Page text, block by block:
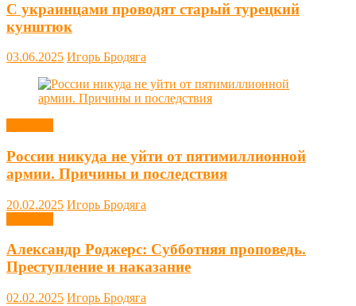
С украинцами проводят старый турецкий
кунштюк
03.06.2025 Игорь Бродяга
России никуда не уйти от пятимиллионной
армии. Причины и последствия
20.02.2025 Игорь Бродяга
Александр Роджерс: Субботняя проповедь.
Преступление и наказание
02.02.2025 Игорь Бродяга